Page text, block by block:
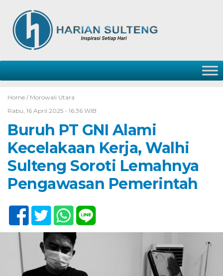
Home / Morowali Utara
Rabu, 16 April 2025 - 16:36 WIB
Buruh PT GNI Alami
Kecelakaan Kerja, Walhi
Sulteng Soroti Lemahnya
Pengawasan Pemerintah